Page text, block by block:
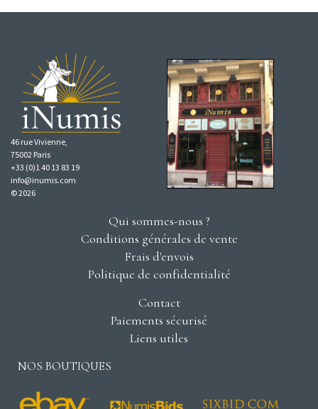
46 rue Vivienne,
75002 Paris
+33 (0)1 40 13 83 19
info@inumis.com
© 2026
Qui sommes-nous ?
Conditions générales de vente
Frais d'envois
Politique de confidentialité
Contact
Paiements sécurisé
Liens utiles
NOS BOUTIQUES